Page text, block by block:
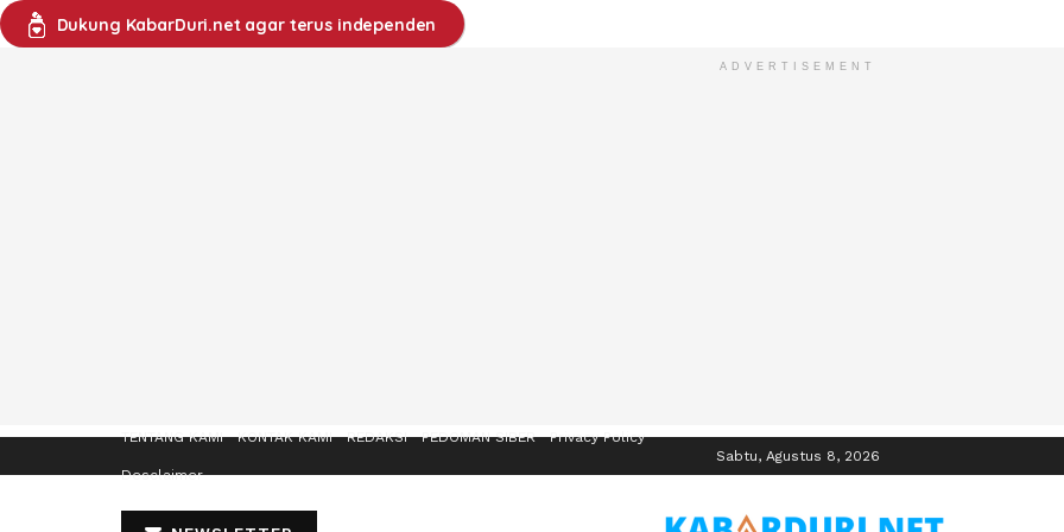
Dukung KabarDuri.net agar terus independen
ADVERTISEMENT
TENTANG KAMI KONTAK KAMI REDAKSI PEDOMAN SIBER Privacy Policy
Desclaimer
Sabtu, Agustus 8, 2026